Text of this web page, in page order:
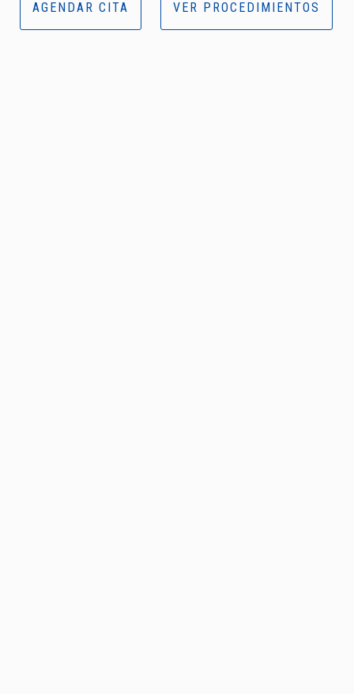
AGENDAR CITA VER PROCEDIMIENTOS